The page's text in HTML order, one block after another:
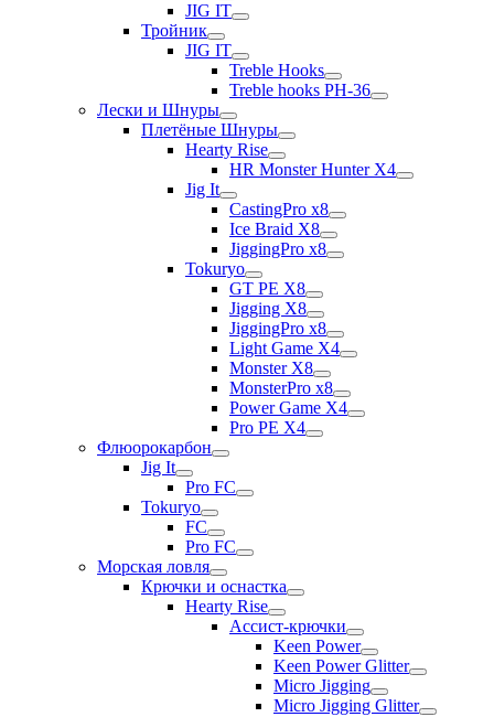
JIG IT
Тройник
JIG IT
Treble Hooks
Treble hooks PH-36
Лески и Шнуры
Плетёные Шнуры
Hearty Rise
HR Monster Hunter X4
Jig It
CastingPro x8
Ice Braid X8
JiggingPro x8
Tokuryo
GT PE X8
Jigging X8
JiggingPro x8
Light Game X4
Monster X8
MonsterPro x8
Power Game X4
Pro PE X4
Флюорокарбон
Jig It
Pro FC
Tokuryo
FC
Pro FC
Морская ловля
Крючки и оснастка
Hearty Rise
Ассист-крючки
Keen Power
Keen Power Glitter
Micro Jigging
Micro Jigging Glitter